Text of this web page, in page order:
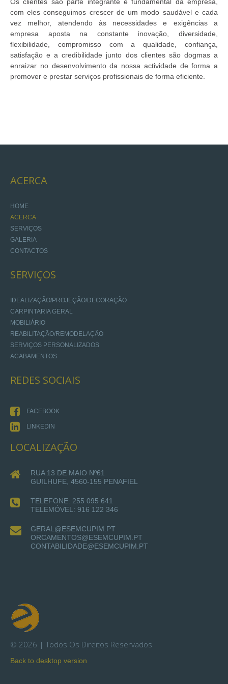
SERVIÇOS
IDEALIZAÇÃO/PROJEÇÃO/DECORAÇÃO
CARPINTARIA GERAL
MOBILIÁRIO
REABILITAÇÃO/REMODELAÇÃO
com eles conseguimos crescer de um modo saudável e cada
vez melhor, atendendo às necessidades e exigências a
empresa aposta na constante inovação, diversidade,
flexibilidade, compromisso com a qualidade, confiança,
satisfação e a credibilidade junto dos clientes são dogmas a
enraizar no desenvolvimento da nossa actividade de forma a
promover e prestar serviços profissionais de forma eficiente.
ACERCA
HOME
ACERCA
SERVIÇOS
GALERIA
CONTACTOS
SERVIÇOS
IDEALIZAÇÃO/PROJEÇÃO/DECORAÇÃO
CARPINTARIA GERAL
MOBILIÁRIO
REABILITAÇÃO/REMODELAÇÃO
SERVIÇOS PERSONALIZADOS
ACABAMENTOS
REDES SOCIAIS
FACEBOOK
LINKEDIN
LOCALIZAÇÃO
RUA 13 DE MAIO Nº61
GUILHUFE, 4560-155 PENAFIEL
TELEFONE: 255 095 641
TELEMÓVEL: 916 122 346
GERAL@ESEMCUPIM.PT
ORCAMENTOS@ESEMCUPIM.PT
CONTABILIDADE@ESEMCUPIM.PT
© 2026 Todos Os Direitos Reservados
Back to desktop version